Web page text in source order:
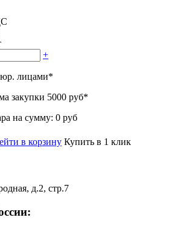
+
юр. лицами*
закупки 5000 руб*
на сумму: 0 руб
в корзину Купить в 1 клик
д.2, стр.7